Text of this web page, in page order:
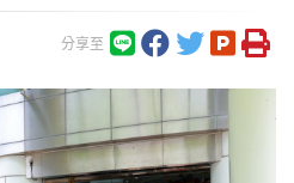
分享至